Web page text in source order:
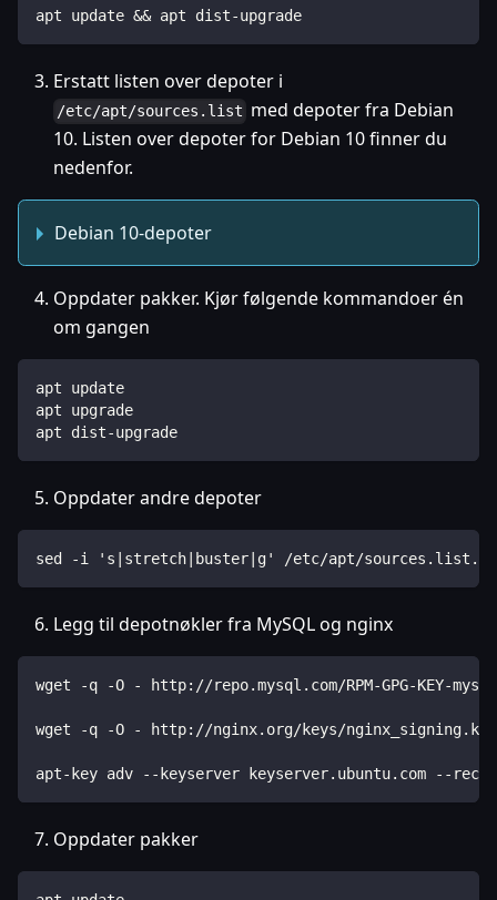
apt update && apt dist-upgrade
Erstatt listen over depoter i
/etc/apt/sources.list med depoter fra Debian
10. Listen over depoter for Debian 10 finner du
nedenfor.
Debian 10-depoter
Oppdater pakker. Kjør følgende kommandoer én
om gangen
apt update
apt upgrade
apt dist-upgrade
Oppdater andre depoter
sed -i 's|stretch|buster|g' /etc/apt/
Legg til depotnøkler fra MySQL og nginx
wget -q -O - http://repo.mysql.com/RPM-GPG-KEY-
wget -q -O - http://nginx.org/keys/
apt-key adv --keyserver keyserver.ubuntu.com --recv-
Oppdater pakker